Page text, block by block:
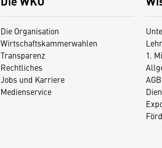
Die Organisation
Wirtschaftskammerwahlen
Transparenz
Rechtliches
Jobs und Karriere
Medienservice
1.
AGB